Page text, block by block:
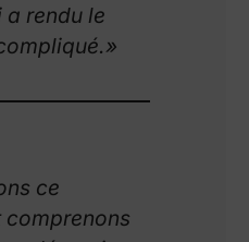
rendu le
ce
comprenons